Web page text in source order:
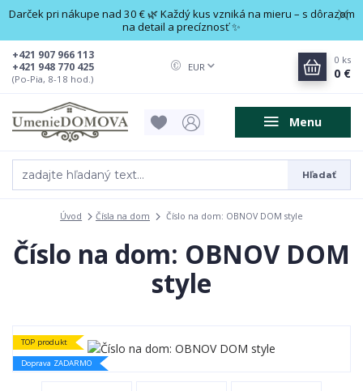
Darček pri nákupe nad 30 € 🌿 Každý kus vzniká na mieru – s dôrazom
na detail a precíznosť ✨
Menu
EUR
Hľadať
+421 948 770 425
+421 907 966 113
(Po-Pia, 8-18 hod.)
0 ks
0 €
Úvod Čísla na dom Číslo na dom: OBNOV DOM style
Číslo na dom: OBNOV DOM
style
TOP produkt
Doprava ZADARMO